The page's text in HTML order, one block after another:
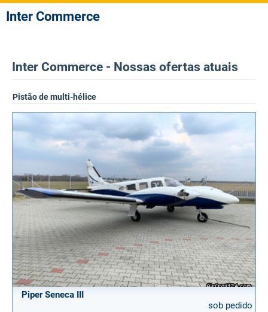
Inter Commerce
Inter Commerce - Nossas ofertas atuais
Pistão de multi-hélice
Piper Seneca III
sob pedido